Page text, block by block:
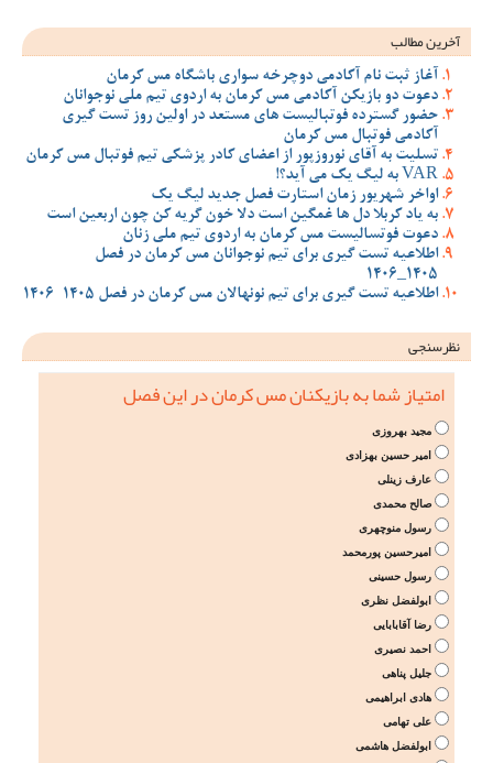
آخرین مطالب
آغاز ثبت نام آکادمی دوچرخه سواری باشگاه مس کرمان
دعوت دو بازیکن آکادمی مس کرمان به اردوی تیم ملی نوجوانان
حضور گسترده فوتبالیست های مستعد در اولین روز تست گیری
آکادمی فوتبال مس کرمان
تسلیت به آقای نوروزپور از اعضای کادر پزشکی تیم فوتبال مس کرمان
VAR به لیگ یک می آید؟!
اواخر شهریور زمان استارت فصل جدید لیگ یک
به یاد کربلا دل ها غمگین است دلا خون گریه کن چون اربعین است
دعوت فوتسالیست مس کرمان به اردوی تیم ملی زنان
اطلاعیه تست گیری برای تیم نوجوانان مس کرمان در فصل
1405_1406
اطلاعیه تست گیری برای تیم نونهالان مس کرمان در فصل 1405-1406
نظرسنجی
امتیاز شما به بازیکنان مس کرمان در این فصل
مجید بهروزی
امیر حسین بهزادی
عارف زینلی
صالح محمدی
رسول منوچهری
امیرحسین پورمحمد
رسول حسینی
ابولفضل نظری
رضا آقابابایی
احمد نصیری
جلیل پناهی
هادی ابراهیمی
علی تهامی
ابولفضل هاشمی